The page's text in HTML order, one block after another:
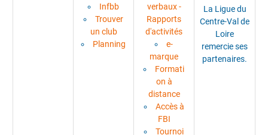
Infbb
Trouver
un club
Planning
verbaux -
Rapports
d'activités
e-
marque
Formati
on à
distance
Accès à
FBI
Tournoi
La Ligue du
Centre-Val de
Loire
remercie ses
partenaires.